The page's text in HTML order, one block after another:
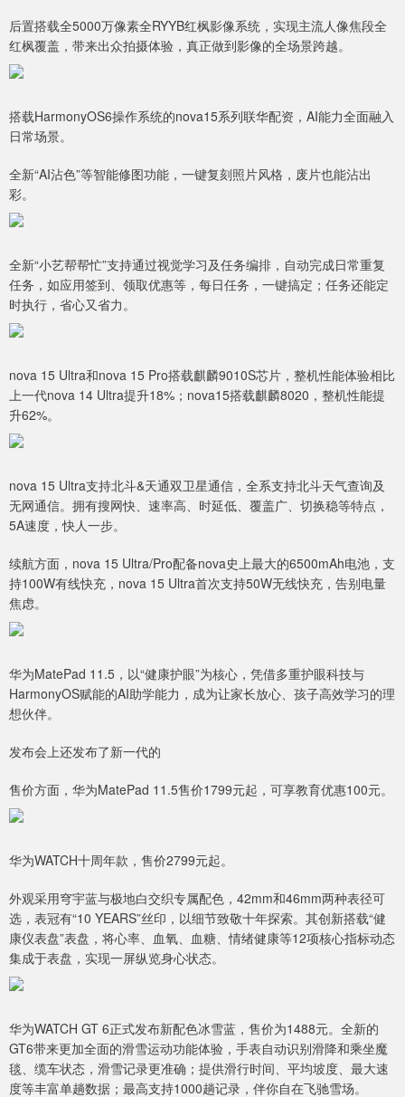
后置搭载全5000万像素全RYYB红枫影像系统，实现主流人像焦段全
红枫覆盖，带来出众拍摄体验，真正做到影像的全场景跨越。
搭载HarmonyOS6操作系统的nova15系列联华配资，AI能力全面融入
日常场景。
全新“AI沾色”等智能修图功能，一键复刻照片风格，废片也能沾出
彩。
全新“小艺帮帮忙”支持通过视觉学习及任务编排，自动完成日常重复
任务，如应用签到、领取优惠等，每日任务，一键搞定；任务还能定
时执行，省心又省力。
nova 15 Ultra和nova 15 Pro搭载麒麟9010S芯片，整机性能体验相比
上一代nova 14 Ultra提升18%；nova15搭载麒麟8020，整机性能提
升62%。
nova 15 Ultra支持北斗&天通双卫星通信，全系支持北斗天气查询及
无网通信。拥有搜网快、速率高、时延低、覆盖广、切换稳等特点，
5A速度，快人一步。
续航方面，nova 15 Ultra/Pro配备nova史上最大的6500mAh电池，支
持100W有线快充，nova 15 Ultra首次支持50W无线快充，告别电量
焦虑。
华为MatePad 11.5，以“健康护眼”为核心，凭借多重护眼科技与
HarmonyOS赋能的AI助学能力，成为让家长放心、孩子高效学习的理
想伙伴。
发布会上还发布了新一代的
售价方面，华为MatePad 11.5售价1799元起，可享教育优惠100元。
华为WATCH十周年款，售价2799元起。
外观采用穹宇蓝与极地白交织专属配色，42mm和46mm两种表径可
选，表冠有“10 YEARS”丝印，以细节致敬十年探索。其创新搭载“健
康仪表盘”表盘，将心率、血氧、血糖、情绪健康等12项核心指标动态
集成于表盘，实现一屏纵览身心状态。
华为WATCH GT 6正式发布新配色冰雪蓝，售价为1488元。全新的
GT6带来更加全面的滑雪运动功能体验，手表自动识别滑降和乘坐魔
毯、缆车状态，滑雪记录更准确；提供滑行时间、平均坡度、最大速
度等丰富单趟数据；最高支持1000趟记录，伴你自在飞驰雪场。